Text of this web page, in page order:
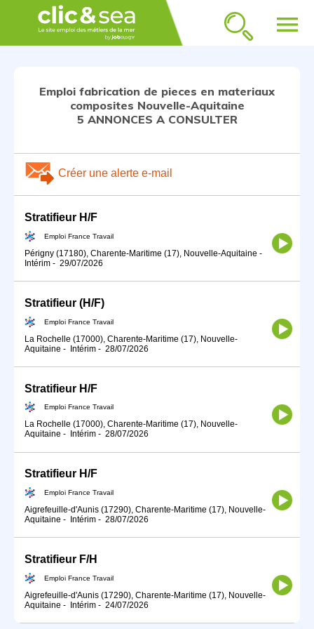
menu
Emploi fabrication de pieces en materiaux
composites Nouvelle-Aquitaine
5 ANNONCES A CONSULTER
Créer une alerte e-mail
Stratifieur H/F
Emploi France Travail
Périgny (17180), Charente-Maritime (17), Nouvelle-Aquitaine -
Intérim - 29/07/2026
Stratifieur (H/F)
Emploi France Travail
La Rochelle (17000), Charente-Maritime (17), Nouvelle-
Aquitaine - Intérim - 28/07/2026
Stratifieur H/F
Emploi France Travail
La Rochelle (17000), Charente-Maritime (17), Nouvelle-
Aquitaine - Intérim - 28/07/2026
Stratifieur H/F
Emploi France Travail
Aigrefeuille-d'Aunis (17290), Charente-Maritime (17), Nouvelle-
Aquitaine - Intérim - 28/07/2026
Stratifieur F/H
Emploi France Travail
Aigrefeuille-d'Aunis (17290), Charente-Maritime (17), Nouvelle-
Aquitaine - Intérim - 24/07/2026